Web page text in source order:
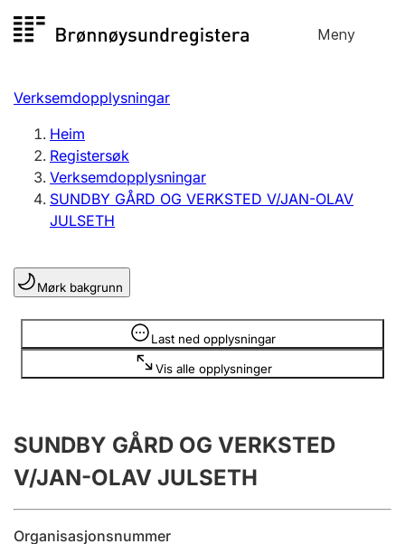
til
Meny
Registersøk
Aksjeselskap
Enkeltpersonføretak
Registrere, endre, slette
Lag og foreining
Registrere, endre, slette
Fleire organisasjonsformer
Årsrekneskap
Innsending og forseinkingsgebyr
Tinglysing
Verksemdopplysningar
Heim
Registersøk
Verksemdopplysningar
SUNDBY GÅRD OG VERKSTED V/JAN-OLAV
JULSETH
Mørk bakgrunn
Last ned opplysningar
Vis alle opplysninger
Opplysninger er skjult
SUNDBY GÅRD OG VERKSTED
V/JAN-OLAV JULSETH
Organisasjonsnummer